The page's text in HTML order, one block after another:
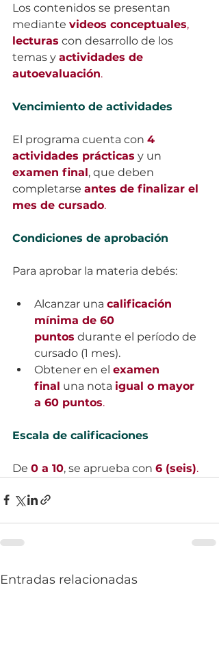
Los contenidos se presentan
mediante videos conceptuales,
lecturas con desarrollo de los
temas y actividades de
autoevaluación.
Vencimiento de actividades
El programa cuenta con 4
actividades prácticas y un
examen final, que deben
completarse antes de finalizar el
mes de cursado.
Condiciones de aprobación
Para aprobar la materia debés:
Alcanzar una calificación
mínima de 60
puntos durante el período de
cursado (1 mes).
Obtener en el examen
final una nota igual o mayor
a 60 puntos.
Escala de calificaciones
De 0 a 10, se aprueba con 6 (seis).
Entradas relacionadas